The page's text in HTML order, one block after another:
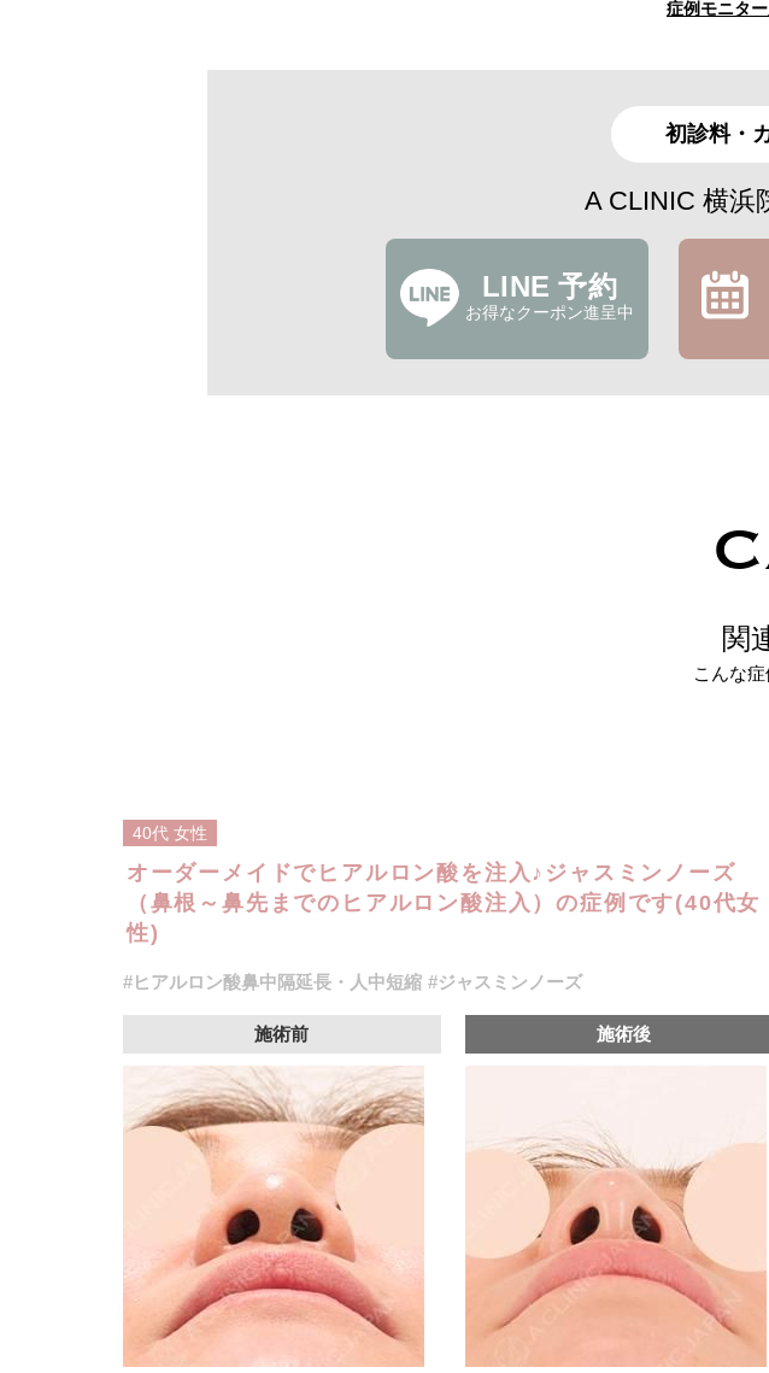
症例モニタ
初診料・
A CLINIC 横浜
LINE 予約
お得なクーポン進呈中
関
こんな
40代 女性
オーダーメイドでヒアルロン酸を注入♪ジャスミンノーズ
（鼻根～鼻先までのヒアルロン酸注入）の症例です(40代女
性)
#ヒアルロン酸鼻中隔延長・人中短縮 #ジャスミンノーズ
施術前 施術後